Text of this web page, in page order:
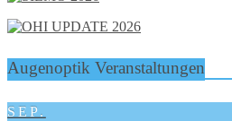
Augenoptik Veranstaltungen
SEP.